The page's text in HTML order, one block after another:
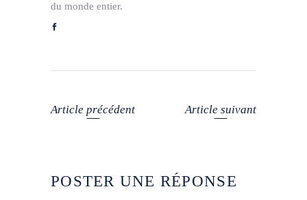
du monde entier.
Article précédent Article suivant
POSTER UNE RÉPONSE